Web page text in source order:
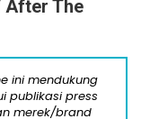
After The
ini mendukung
publikasi press
merek/brand